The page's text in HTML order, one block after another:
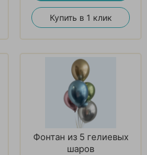
Купить в 1 клик
Фонтан из 5 гелиевых
шаров